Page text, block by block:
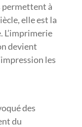
permettent à
elle est la
L’imprimerie
devient
les
des
du